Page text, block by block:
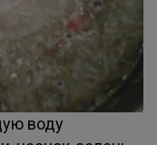
воду